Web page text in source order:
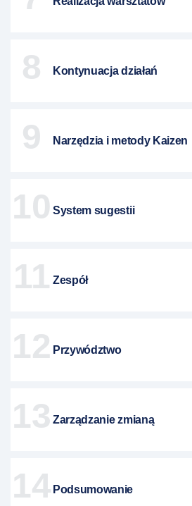
8 Kontynuacja działań
9 Narzędzia i metody Kaizen
10 System sugestii
11 Zespół
12 Przywództwo
13 Zarządzanie zmianą
14 Podsumowanie